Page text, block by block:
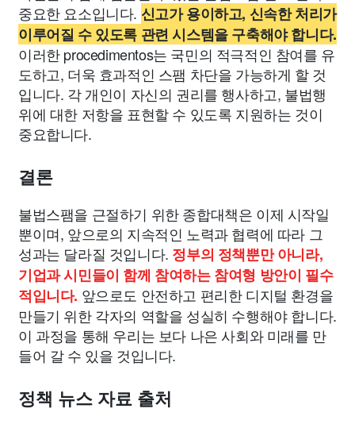
중요한 요소입니다. 신고가 용이하고, 신속한 처리가
이루어질 수 있도록 관련 시스템을 구축해야 합니다.
이러한 procedimentos는 국민의 적극적인 참여를 유
도하고, 더욱 효과적인 스팸 차단을 가능하게 할 것
입니다. 각 개인이 자신의 권리를 행사하고, 불법행
위에 대한 저항을 표현할 수 있도록 지원하는 것이
중요합니다.
결론
불법스팸을 근절하기 위한 종합대책은 이제 시작일
뿐이며, 앞으로의 지속적인 노력과 협력에 따라 그
성과는 달라질 것입니다. 정부의 정책뿐만 아니라,
기업과 시민들이 함께 참여하는 참여형 방안이 필수
적입니다. 앞으로도 안전하고 편리한 디지털 환경을
만들기 위한 각자의 역할을 성실히 수행해야 합니다.
이 과정을 통해 우리는 보다 나은 사회와 미래를 만
들어 갈 수 있을 것입니다.
정책 뉴스 자료 출처